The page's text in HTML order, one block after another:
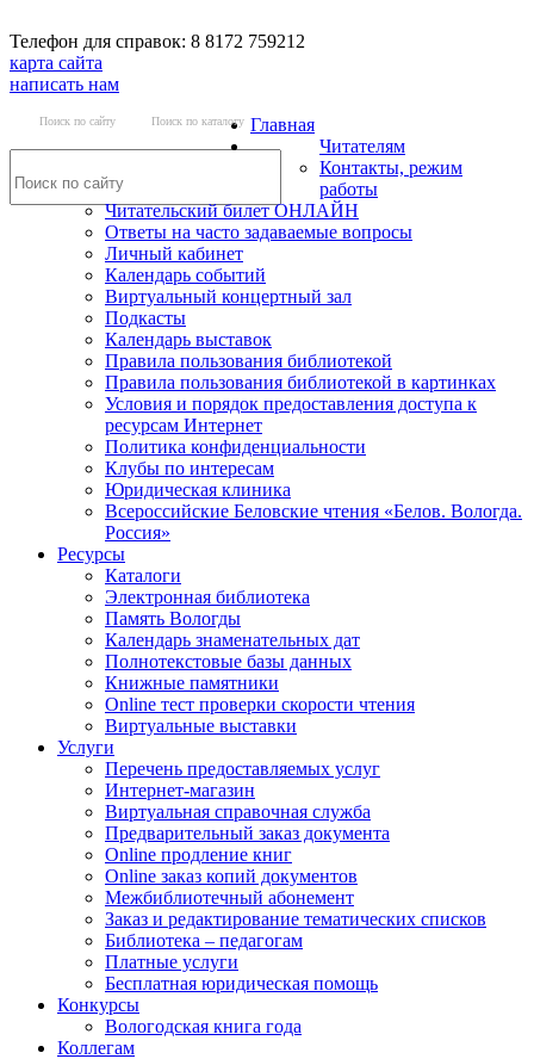
Телефон для справок: 8 8172 759212
карта сайта
написать нам
Поиск по сайту Поиск по каталогу Главная
Читателям
Контакты, режим
работы
Читательский билет ОНЛАЙН
Ответы на часто задаваемые вопросы
Личный кабинет
Календарь событий
Виртуальный концертный зал
Подкасты
Календарь выставок
Правила пользования библиотекой
Правила пользования библиотекой в картинках
Условия и порядок предоставления доступа к
ресурсам Интернет
Политика конфиденциальности
Клубы по интересам
Юридическая клиника
Всероссийские Беловские чтения «Белов. Вологда.
Россия»
Ресурсы
Каталоги
Электронная библиотека
Память Вологды
Календарь знаменательных дат
Полнотекстовые базы данных
Книжные памятники
Online тест проверки скорости чтения
Виртуальные выставки
Услуги
Перечень предоставляемых услуг
Интернет-магазин
Виртуальная справочная служба
Предварительный заказ документа
Online продление книг
Online заказ копий документов
Межбиблиотечный абонемент
Заказ и редактирование тематических списков
Библиотека – педагогам
Платные услуги
Бесплатная юридическая помощь
Конкурсы
Вологодская книга года
Коллегам